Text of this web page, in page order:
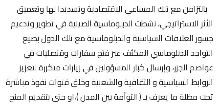
بالتزامن مع تلك المساعي الاقتصادية وتسديدا لها وتعميق
الأثر الاستراتيجي، نشطت الدبلوماسية الصينية في تطوير وتدعيم
جسور العلاقات السياسية والدبلوماسية مع تلك الدول بصيغ
التواجد الدبلوماسي المكثف عبر فتح سفارات وقنصليات في
عواصم الجزر، وإرسال كبار المسؤولين في زيارات متكررة لتعزيز
الروابط السياسية و الثقافية والشعبية وخلق قنوات نفوذ مباشرة
تحت مظلة ما يعرف بـ ( التوأمة بين المدن )،او حتى بتقديم المنح